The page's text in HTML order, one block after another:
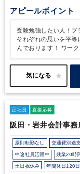
アピールポイント
受験勉強したい人！プ
それぞれの思いを平等
んでおります！
ワー
あるので働く時間を自
い！ 「法令遵守」「
ソフト、リモートサポ
っていただくことも可
２．フルフレックス当
約はありません。勿論
フルフレックスタイム
自由となっております
正社員 直接応募
阪田・岩井会計事務
原則転勤なし 交通費別途
中途社員活躍中 残業20時
土日祝休み 年間休日120